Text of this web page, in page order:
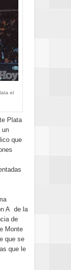
el
Plata
un
que
A de la
de
Monte
que se
que le